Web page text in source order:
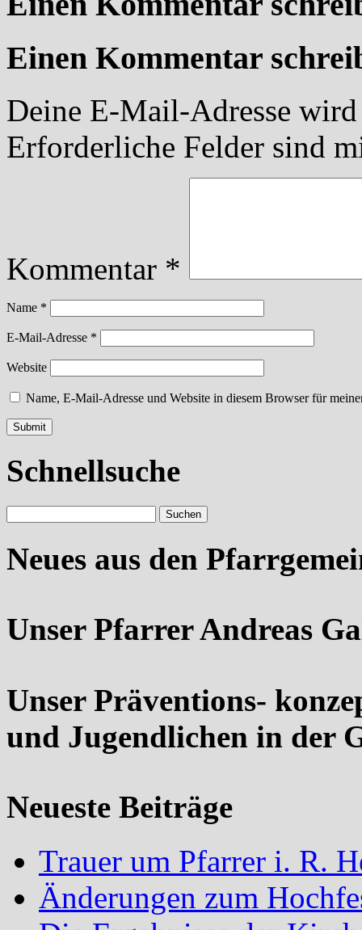
Einen Kommentar
Deine E-Mail-Adresse
Erforderliche Felder sind
Kommentar *
Name *
E-Mail-Adresse *
Website
Name, E-Mail-Adresse und Website in diesem Browser für
Schnellsuche
Neues aus den
Unser Pfarrer Andreas
Unser Präventions-
und Jugendlichen in der
Neueste Beiträge
Trauer um Pfarrer i. R.
Änderungen zum